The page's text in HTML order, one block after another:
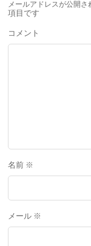
メールアドレスが公開さ
項目です
コメント
名前 ※
メール ※